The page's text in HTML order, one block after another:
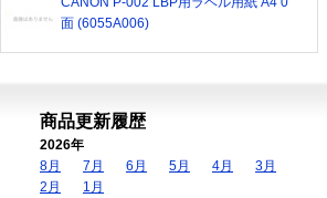
面 (6055A006)
商品更新履歴
2026年
8月
7月 6月 5月 4月
3月
2月
1月